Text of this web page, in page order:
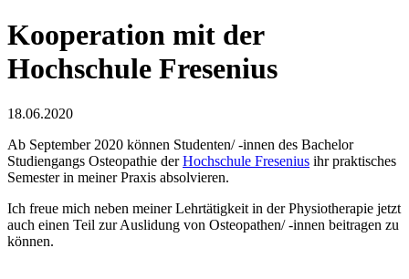
Kooperation mit der
Hochschule Fresenius
18.06.2020
Ab September 2020 können Studenten/ -innen des Bachelor
Studiengangs Osteopathie derHochschule Fresenius ihr praktisches
Semester in meiner Praxis absolvieren.
Ich freue mich neben meiner Lehrtätigkeit in der Physiotherapie jetzt
auch einen Teil zur Auslidung von Osteopathen/ -innen beitragen zu
können.